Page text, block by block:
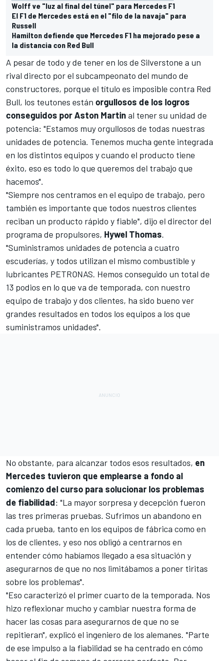
Wolff ve "luz al final del túnel" para Mercedes F1
El F1 de Mercedes está en el "filo de la navaja" para
Russell
Hamilton defiende que Mercedes F1 ha mejorado pese a
la distancia con Red Bull
A pesar de todo y de tener en los de Silverstone a un
rival directo por el subcampeonato del mundo de
constructores, porque el título es imposible contra Red
Bull, los teutones están orgullosos de los logros
conseguidos por Aston Martin al tener su unidad de
potencia: "Estamos muy orgullosos de todas nuestras
unidades de potencia. Tenemos mucha gente integrada
en los distintos equipos y cuando el producto tiene
éxito, eso es todo lo que queremos del trabajo que
hacemos".
"Siempre nos centramos en el equipo de trabajo, pero
también es importante que todos nuestros clientes
reciban un producto rápido y fiable", dijo el director del
programa de propulsores, Hywel Thomas.
"Suministramos unidades de potencia a cuatro
escuderías, y todos utilizan el mismo combustible y
lubricantes PETRONAS. Hemos conseguido un total de
13 podios en lo que va de temporada, con nuestro
equipo de trabajo y dos clientes, ha sido bueno ver
grandes resultados en todos los equipos a los que
suministramos unidades".
No obstante, para alcanzar todos esos resultados, en
Mercedes tuvieron que emplearse a fondo al
comienzo del curso para solucionar los problemas
de fiabilidad: "La mayor sorpresa y decepción fueron
las tres primeras pruebas. Sufrimos un abandono en
cada prueba, tanto en los equipos de fábrica como en
los de clientes, y eso nos obligó a centrarnos en
entender cómo habíamos llegado a esa situación y
asegurarnos de que no nos limitábamos a poner tiritas
sobre los problemas".
"Eso caracterizó el primer cuarto de la temporada. Nos
hizo reflexionar mucho y cambiar nuestra forma de
hacer las cosas para asegurarnos de que no se
repitieran", explicó el ingeniero de los alemanes. "Parte
de ese impulso a la fiabilidad se ha centrado en cómo